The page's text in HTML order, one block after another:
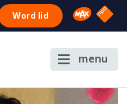
Word lid Omroep
NPO
menu